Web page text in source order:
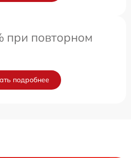
при повторном
подробнее